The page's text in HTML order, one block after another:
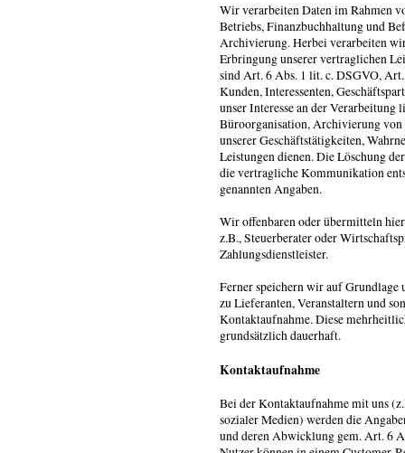
Wir verarbeiten Daten im Rahmen
Betriebs, Finanzbuchhaltung und
Archivierung. Herbei verarbeiten
Erbringung unserer vertraglichen
sind Art. 6 Abs. 1 lit. c. DSGVO,
Kunden, Interessenten,
unser Interesse an der
Büroorganisation, Archivierung
unserer Geschäftstätigkeiten,
Leistungen dienen. Die Löschung
die vertragliche Kommunikation
genannten Angaben.
Wir offenbaren oder übermitteln
z.B., Steuerberater oder
Zahlungsdienstleister.
Ferner speichern wir auf Grundlage
zu Lieferanten, Veranstaltern und
Kontaktaufnahme. Diese
grundsätzlich dauerhaft.
Kontaktaufnahme
Bei der Kontaktaufnahme mit uns
sozialer Medien) werden die
und deren Abwicklung gem. Art. 6